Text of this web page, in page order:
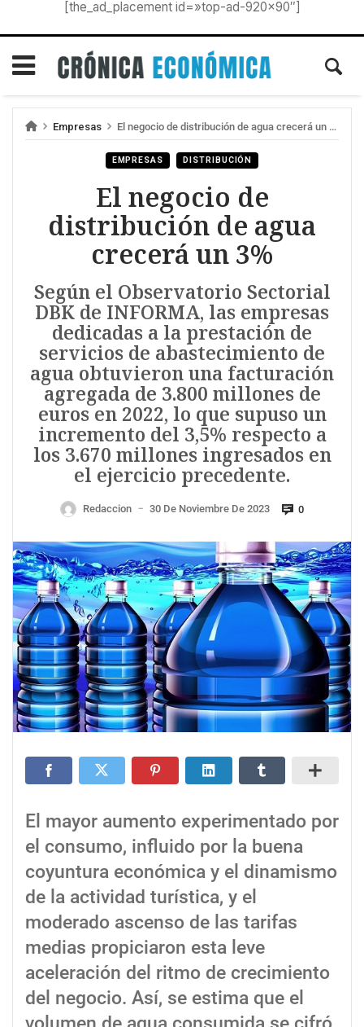
[the_ad_placement id=»top-ad-920×90″]
Empresas El negocio de distribución de agua crecerá un 3%
EMPRESAS DISTRIBUCIÓN
El negocio de
distribución de agua
crecerá un 3%
Según el Observatorio Sectorial
DBK de INFORMA, las empresas
dedicadas a la prestación de
servicios de abastecimiento de
agua obtuvieron una facturación
agregada de 3.800 millones de
euros en 2022, lo que supuso un
incremento del 3,5% respecto a
los 3.670 millones ingresados en
el ejercicio precedente.
Redaccion — 30 De Noviembre De 2023 0
El mayor aumento experimentado por
el consumo, influido por la buena
coyuntura económica y el dinamismo
de la actividad turística, y el
moderado ascenso de las tarifas
medias propiciaron esta leve
aceleración del ritmo de crecimiento
del negocio. Así, se estima que el